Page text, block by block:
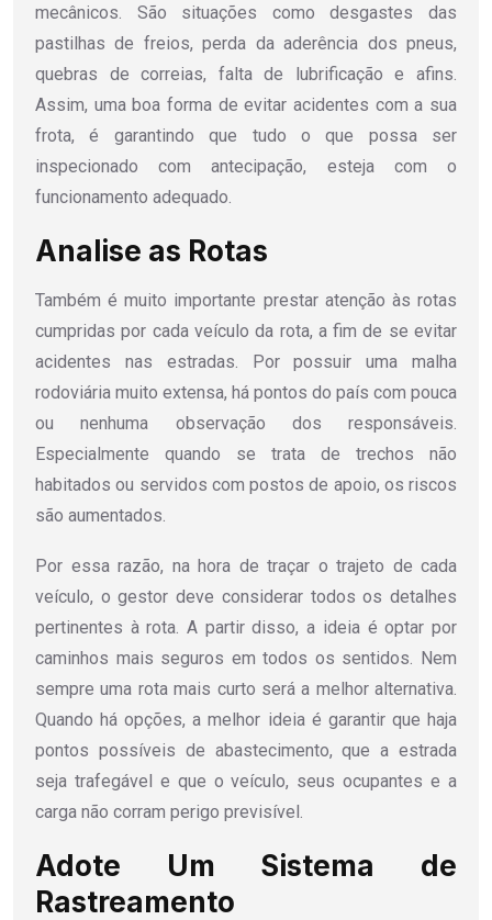
mecânicos. São situações como desgastes das
pastilhas de freios, perda da aderência dos pneus,
quebras de correias, falta de lubrificação e afins.
Assim, uma boa forma de evitar acidentes com a sua
frota, é garantindo que tudo o que possa ser
inspecionado com antecipação, esteja com o
funcionamento adequado.
Analise as Rotas
Também é muito importante prestar atenção às rotas
cumpridas por cada veículo da rota, a fim de se evitar
acidentes nas estradas. Por possuir uma malha
rodoviária muito extensa, há pontos do país com pouca
ou nenhuma observação dos responsáveis.
Especialmente quando se trata de trechos não
habitados ou servidos com postos de apoio, os riscos
são aumentados.
Por essa razão, na hora de traçar o trajeto de cada
veículo, o gestor deve considerar todos os detalhes
pertinentes à rota. A partir disso, a ideia é optar por
caminhos mais seguros em todos os sentidos. Nem
sempre uma rota mais curto será a melhor alternativa.
Quando há opções, a melhor ideia é garantir que haja
pontos possíveis de abastecimento, que a estrada
seja trafegável e que o veículo, seus ocupantes e a
carga não corram perigo previsível.
Adote Um Sistema de
Rastreamento